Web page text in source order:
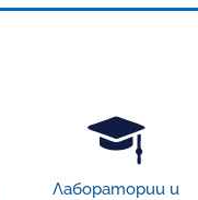
Лаборатории и